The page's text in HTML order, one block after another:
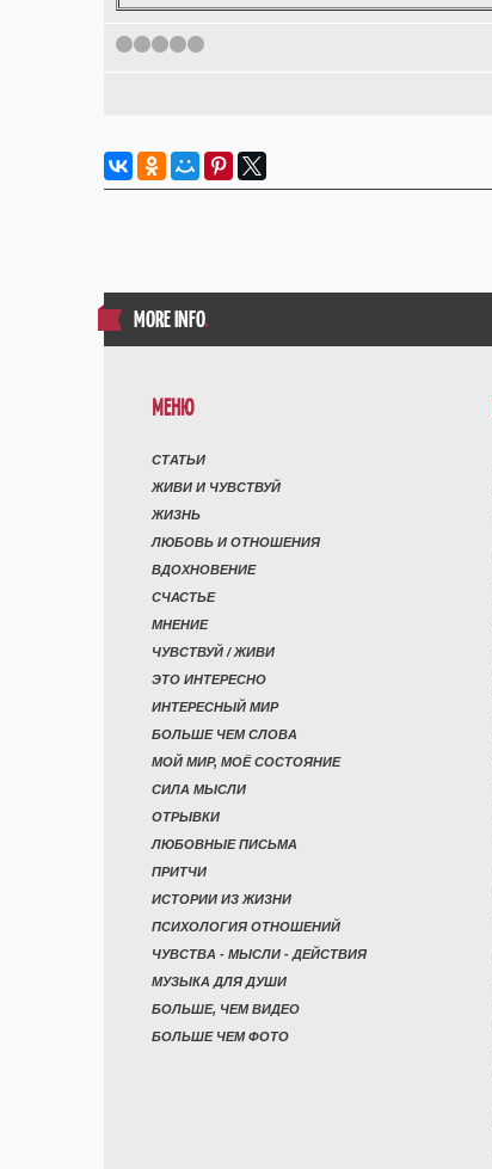
1 2 3 4
MORE INFO.
МЕНЮ
СТАТЬИ
ЖИВИ И ЧУВСТВУЙ
ЖИЗНЬ
ЛЮБОВЬ И ОТНОШЕНИЯ
ВДОХНОВЕНИЕ
СЧАСТЬЕ
МНЕНИЕ
ЧУВСТВУЙ / ЖИВИ
ЭТО ИНТЕРЕСНО
ИНТЕРЕСНЫЙ МИР
БОЛЬШЕ ЧЕМ СЛОВА
МОЙ МИР, МОЁ СОСТОЯНИЕ
СИЛА МЫСЛИ
ОТРЫВКИ
ЛЮБОВНЫЕ ПИСЬМА
ПРИТЧИ
ИСТОРИИ ИЗ ЖИЗНИ
ПСИХОЛОГИЯ ОТНОШЕНИЙ
ЧУВСТВА - МЫСЛИ - ДЕЙСТВИЯ
МУЗЫКА ДЛЯ ДУШИ
БОЛЬШЕ, ЧЕМ ВИДЕО
БОЛЬШЕ ЧЕМ ФОТО